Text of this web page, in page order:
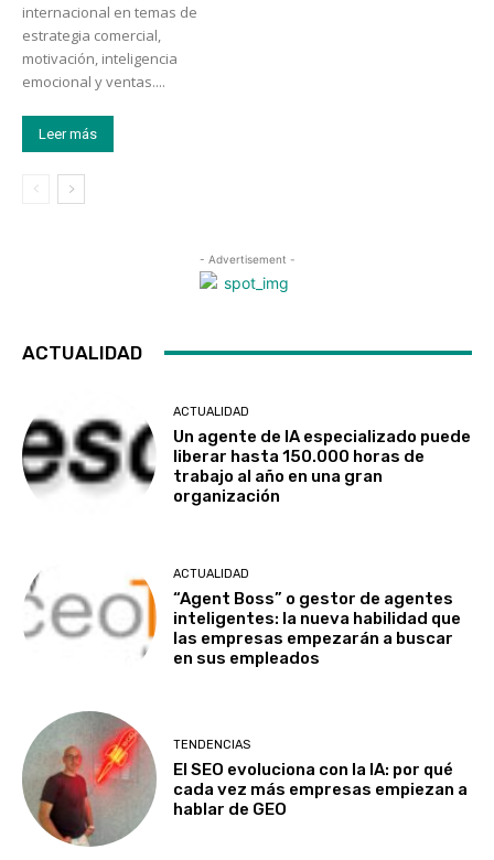
internacional en temas de
estrategia comercial,
motivación, inteligencia
emocional y ventas....
Leer más
- Advertisement -
ACTUALIDAD
ACTUALIDAD
Un agente de IA especializado puede
liberar hasta 150.000 horas de
trabajo al año en una gran
organización
ACTUALIDAD
“Agent Boss” o gestor de agentes
inteligentes: la nueva habilidad que
las empresas empezarán a buscar
en sus empleados
TENDENCIAS
El SEO evoluciona con la IA: por qué
cada vez más empresas empiezan a
hablar de GEO